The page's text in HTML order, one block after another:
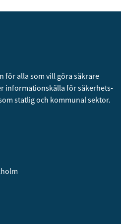
för alla som vill göra säkrare
informationskälla för säkerhets­
statlig och kommunal sektor.